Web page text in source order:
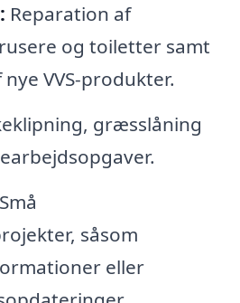
Reparation af
og toiletter samt
VVS-produkter.
græsslåning
Små
såsom
eller